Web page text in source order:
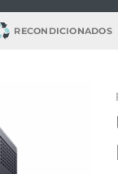
RECONDICIONADOS